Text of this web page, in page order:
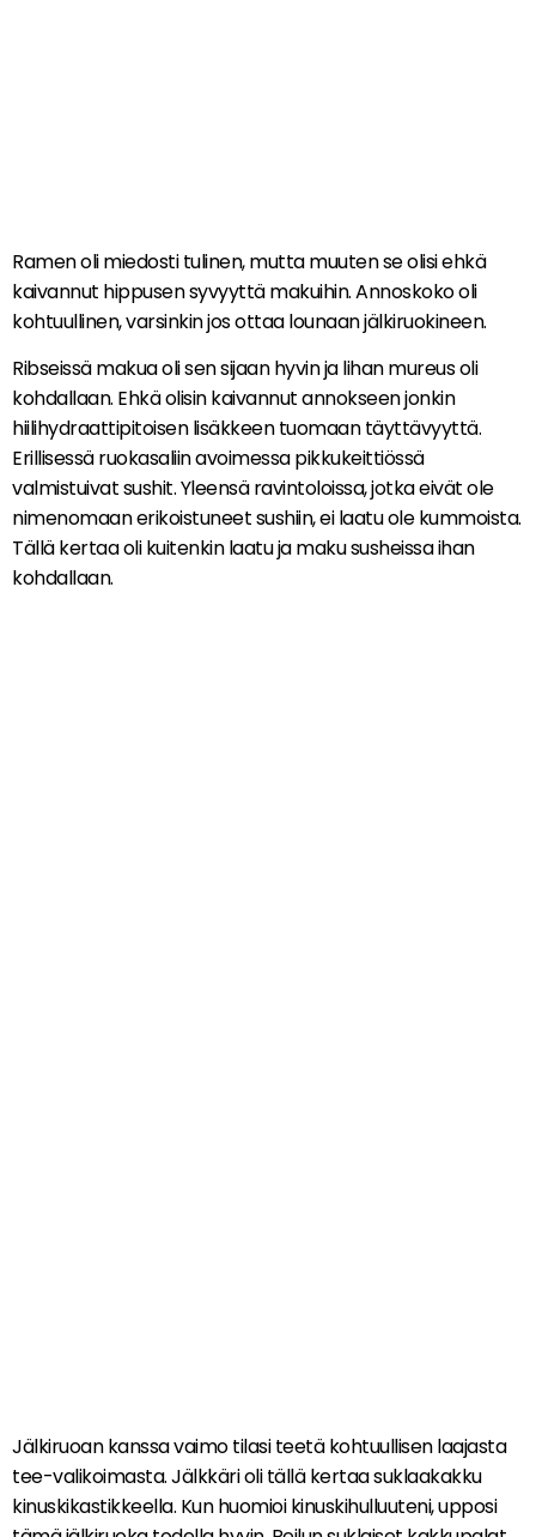
Ramen oli miedosti tulinen, mutta muuten se olisi ehkä
kaivannut hippusen syvyyttä makuihin. Annoskoko oli
kohtuullinen, varsinkin jos ottaa lounaan jälkiruokineen.
Ribseissä makua oli sen sijaan hyvin ja lihan mureus oli
kohdallaan. Ehkä olisin kaivannut annokseen jonkin
hiilihydraattipitoisen lisäkkeen tuomaan täyttävyyttä.
Erillisessä ruokasaliin avoimessa pikkukeittiössä
valmistuivat sushit. Yleensä ravintoloissa, jotka eivät ole
nimenomaan erikoistuneet sushiin, ei laatu ole kummoista.
Tällä kertaa oli kuitenkin laatu ja maku susheissa ihan
kohdallaan.
Jälkiruoan kanssa vaimo tilasi teetä kohtuullisen laajasta
tee-valikoimasta. Jälkkäri oli tällä kertaa suklaakakku
kinuskikastikkeella. Kun huomioi kinuskihulluuteni, upposi